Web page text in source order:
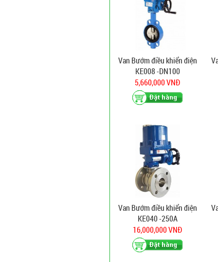
Van Bướm điều khiển điện
KE008 -DN100
5,660,000 VNĐ
Van Bướm điều khiển điện
KE040 -250A
16,000,000 VNĐ